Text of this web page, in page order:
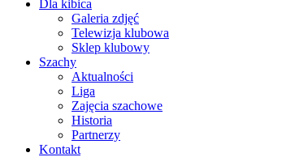
Dla kibica
Galeria zdjęć
Telewizja klubowa
Sklep klubowy
Szachy
Aktualności
Liga
Zajęcia szachowe
Historia
Partnerzy
Kontakt